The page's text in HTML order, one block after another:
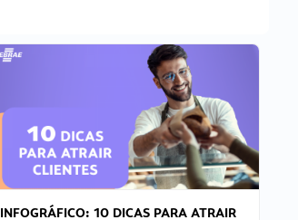
INFOGRÁFICO: 10 DICAS PARA ATRAIR